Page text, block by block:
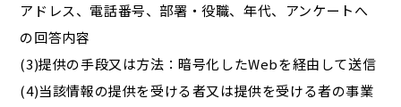
アドレス、電話番号、部署・役職、年代、アンケートへ
の回答内容
(3)提供の手段又は方法：暗号化したWebを経由して送信
(4)当該情報の提供を受ける者又は提供を受ける者の事業